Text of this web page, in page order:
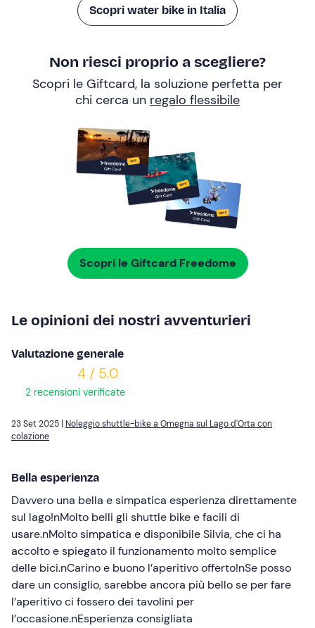
Scopri water bike in Italia
Non riesci proprio a scegliere?
Scopri le Giftcard, la soluzione perfetta per
chi cerca un regalo flessibile
Scopri le Giftcard Freedome
Le opinioni dei nostri avventurieri
Valutazione generale
4 / 5.0
2 recensioni verificate
23 Set 2025 | Noleggio shuttle-bike a Omegna sul Lago d'Orta con
colazione
Bella esperienza
Davvero una bella e simpatica esperienza direttamente
sul lago!nMolto belli gli shuttle bike e facili di
usare.nMolto simpatica e disponibile Silvia, che ci ha
accolto e spiegato il funzionamento molto semplice
delle bici.nCarino e buono l’aperitivo offerto!nSe posso
dare un consiglio, sarebbe ancora più bello se per fare
l’aperitivo ci fossero dei tavolini per
l’occasione.nEsperienza consigliata